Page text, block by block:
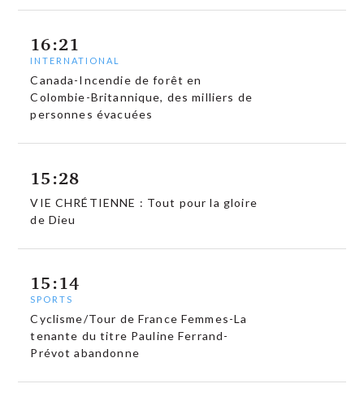
16:21
INTERNATIONAL
Canada-Incendie de forêt en
Colombie-Britannique, des milliers de
personnes évacuées
15:28
VIE CHRÉTIENNE : Tout pour la gloire
de Dieu
15:14
SPORTS
Cyclisme/Tour de France Femmes-La
tenante du titre Pauline Ferrand-
Prévot abandonne